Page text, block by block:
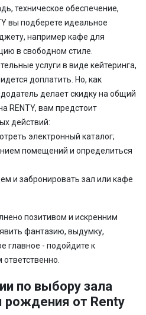
техническое обеспечение,
вы подберете идеальное
например кафе для
в свободном стиле.
услуги в виде кейтеринга,
доплатить. Но, как
делает скидку на общий
RENTY, вам предстоит
действий:
электронный каталог;
помещений и определиться
и забронировать зал или кафе
позитивом и искренним
фантазию, выдумку,
главное - подойдите к
по выбору зала
рождения от Renty